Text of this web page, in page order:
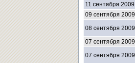
11 сентября 2009
09 сентября 2009
08 сентября 2009
07 сентября 2009
07 сентября 2009